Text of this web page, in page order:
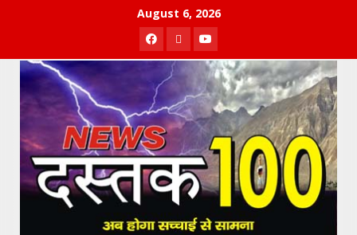
August 6, 2026
Facebook
TwitterYoutube